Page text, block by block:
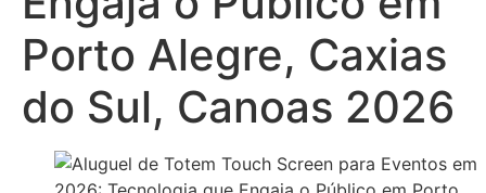
Porto Alegre, Caxias
do Sul, Canoas 2026